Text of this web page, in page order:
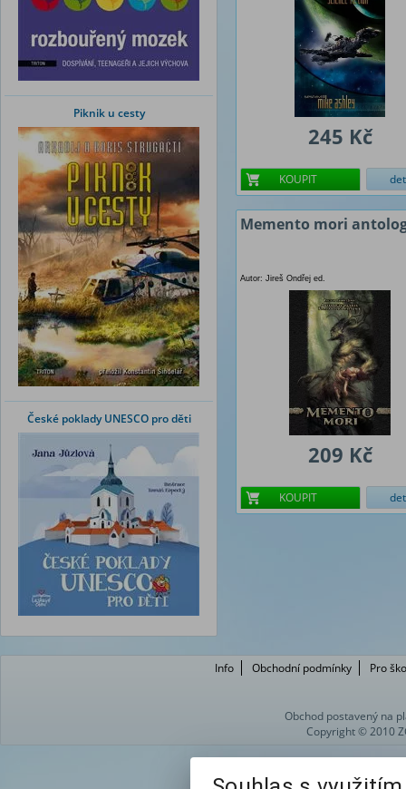
Piknik u cesty
České poklady UNESCO pro děti
245 Kč
KOUPIT
Memento mori
Autor: Jireš Ondřej ed.
209 Kč
KOUPIT
Info Obchodní podmínky Pro
Obchod postavený na
Copyright © 2010